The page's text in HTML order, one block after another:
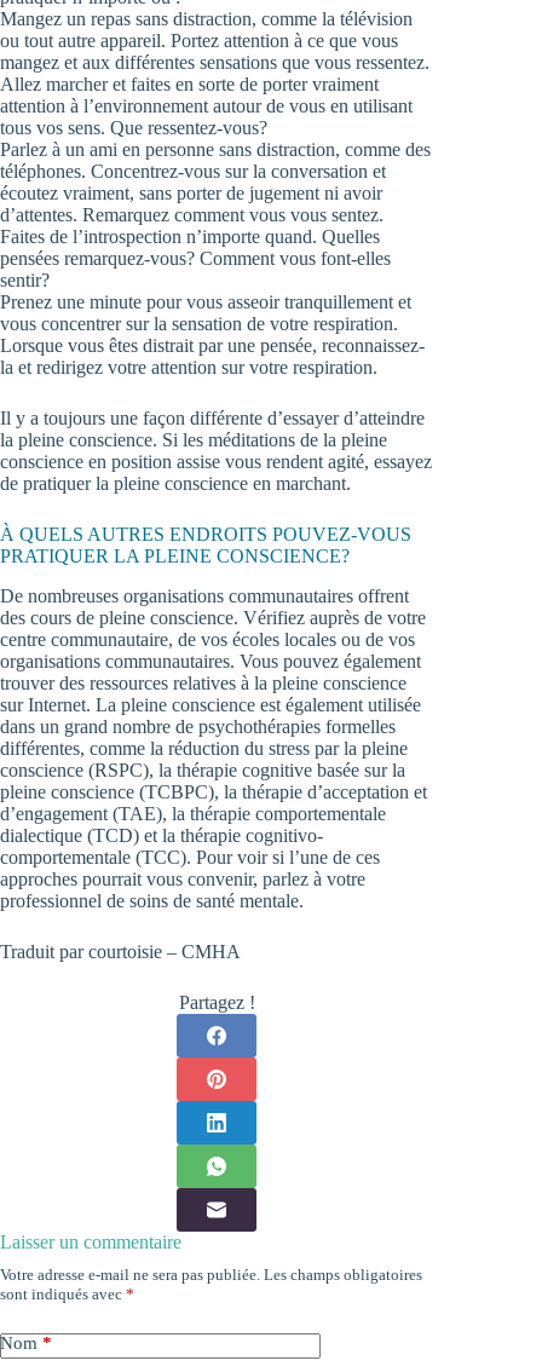
Mangez un repas sans distraction, comme la télévision
ou tout autre appareil. Portez attention à ce que vous
mangez et aux différentes sensations que vous ressentez.
Allez marcher et faites en sorte de porter vraiment
attention à l’environnement autour de vous en utilisant
tous vos sens. Que ressentez-vous?
Parlez à un ami en personne sans distraction, comme des
téléphones. Concentrez-vous sur la conversation et
écoutez vraiment, sans porter de jugement ni avoir
d’attentes. Remarquez comment vous vous sentez.
Faites de l’introspection n’importe quand. Quelles
pensées remarquez-vous? Comment vous font-elles
sentir?
Prenez une minute pour vous asseoir tranquillement et
vous concentrer sur la sensation de votre respiration.
Lorsque vous êtes distrait par une pensée, reconnaissez-
la et redirigez votre attention sur votre respiration.
Il y a toujours une façon différente d’essayer d’atteindre
la pleine conscience. Si les méditations de la pleine
conscience en position assise vous rendent agité, essayez
de pratiquer la pleine conscience en marchant.
À QUELS AUTRES ENDROITS POUVEZ-VOUS
PRATIQUER LA PLEINE CONSCIENCE?
De nombreuses organisations communautaires offrent
des cours de pleine conscience. Vérifiez auprès de votre
centre communautaire, de vos écoles locales ou de vos
organisations communautaires. Vous pouvez également
trouver des ressources relatives à la pleine conscience
sur Internet. La pleine conscience est également utilisée
dans un grand nombre de psychothérapies formelles
différentes, comme la réduction du stress par la pleine
conscience (RSPC), la thérapie cognitive basée sur la
pleine conscience (TCBPC), la thérapie d’acceptation et
d’engagement (TAE), la thérapie comportementale
dialectique (TCD) et la thérapie cognitivo-
comportementale (TCC). Pour voir si l’une de ces
approches pourrait vous convenir, parlez à votre
professionnel de soins de santé mentale.
Traduit par courtoisie – CMHA
Partagez !
Laisser un commentaire
Votre adresse e-mail ne sera pas publiée. Les champs obligatoires
sont indiqués avec *
Nom *